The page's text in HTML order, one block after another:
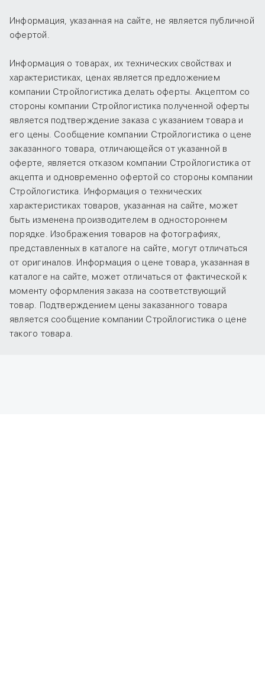
Информация, указанная на сайте, не является публичной
офертой.
Информация о товарах, их технических свойствах и
характеристиках, ценах является предложением
компании Стройлогистика делать оферты. Акцептом со
стороны компании Стройлогистика полученной оферты
является подтверждение заказа с указанием товара и
его цены. Сообщение компании Стройлогистика о цене
заказанного товара, отличающейся от указанной в
оферте, является отказом компании Стройлогистика от
акцепта и одновременно офертой со стороны компании
Стройлогистика. Информация о технических
характеристиках товаров, указанная на сайте, может
быть изменена производителем в одностороннем
порядке. Изображения товаров на фотографиях,
представленных в каталоге на сайте, могут отличаться
от оригиналов. Информация о цене товара, указанная в
каталоге на сайте, может отличаться от фактической к
моменту оформления заказа на соответствующий
товар. Подтверждением цены заказанного товара
является сообщение компании Стройлогистика о цене
такого товара.